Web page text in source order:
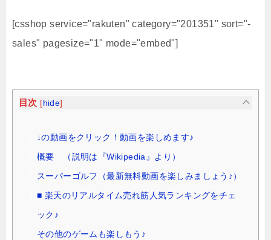
[csshop service="rakuten" category="201351" sort="-
sales" pagesize="1" mode="embed"]
目次 [ hide]
↓の動画をクリック！動画を楽しめます♪
概要 （説明は『Wikipedia』より）
スーパーゴルフ（最新無料動画を楽しみましょう♪）
■ 楽天のリアルタイム売れ筋人気ランキングをチェ
ック♪
その他のゲームも楽しもう♪